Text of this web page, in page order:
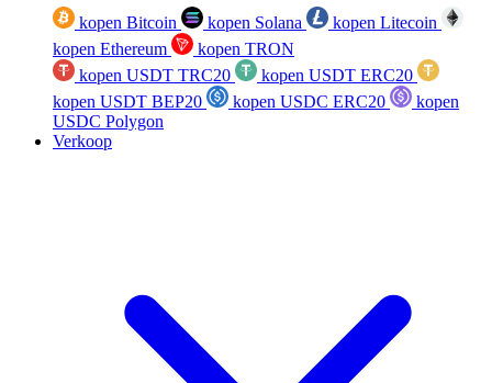
kopen Bitcoin kopen Solana
kopen Litecoin
kopen Ethereum
kopen TRON
kopen USDT TRC20
kopen USDT ERC20
kopen USDT BEP20
kopen USDC ERC20
kopen
USDC Polygon
Verkoop